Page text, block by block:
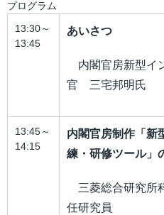
プログラム
13:30～
13:45
あいさつ
内閣官房新型イ
官 三宅邦明氏
13:45～
14:15
内閣官房制作「新
練・研修ツール」
三菱総合研究所
任研究員